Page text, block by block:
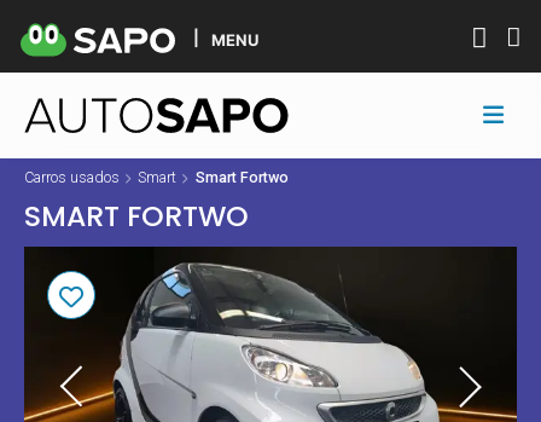
MENU
Carros usados Smart Smart Fortwo
SMART FORTWO